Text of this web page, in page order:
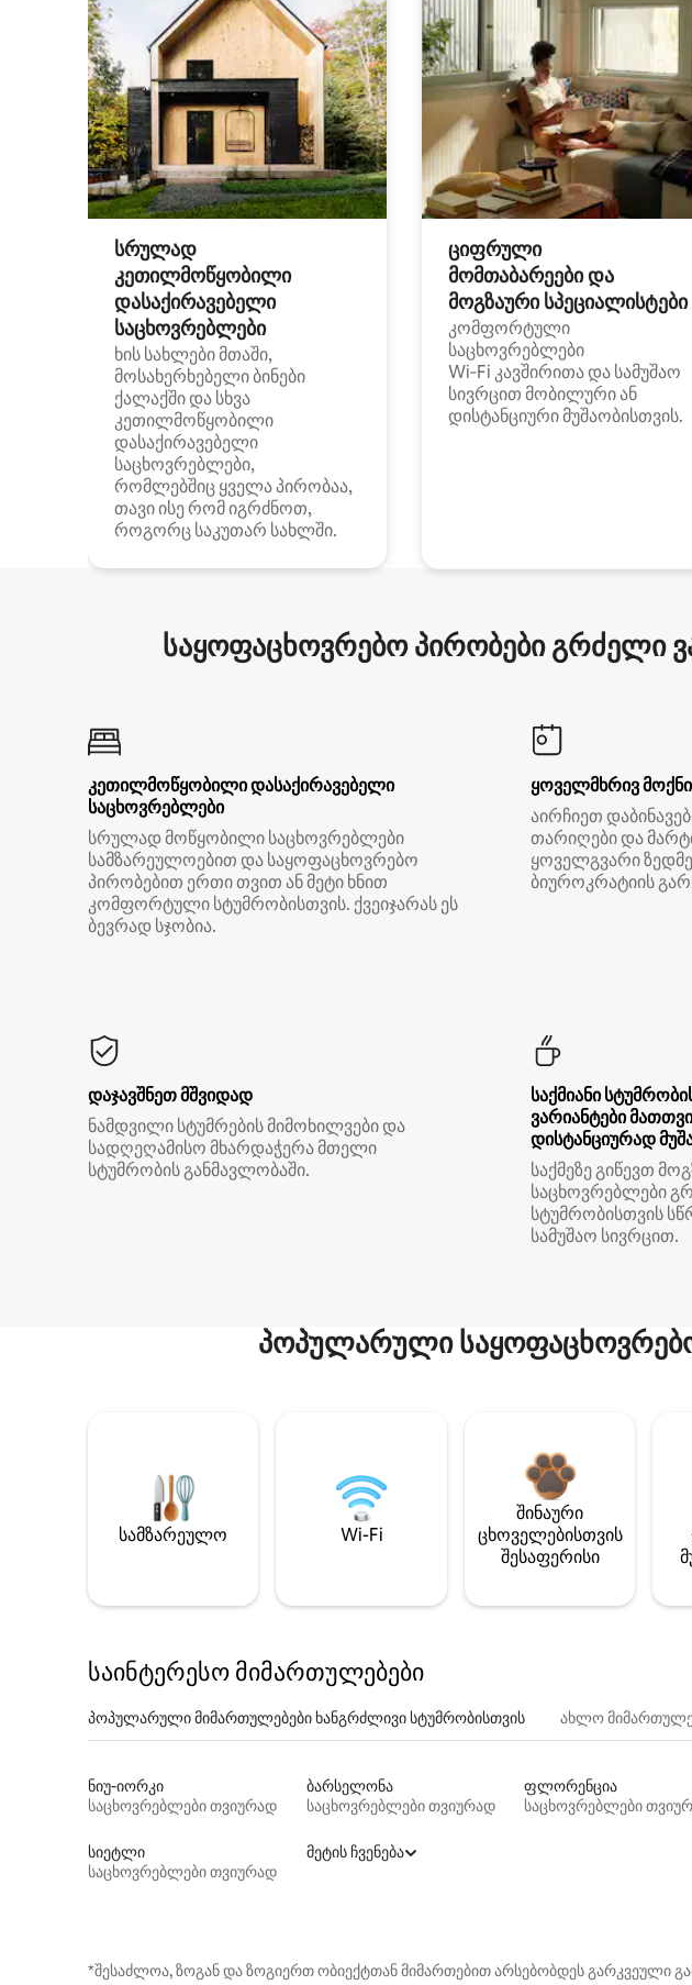
სრულად
კეთილმოწყობილი
დასაქირავებელი
საცხოვრებლები
ხის სახლები მთაში,
მოსახერხებელი ბინები
ქალაქში და სხვა
კეთილმოწყობილი
დასაქირავებელი
საცხოვრებლები,
რომლებშიც ყველა პირობაა,
თავი ისე რომ იგრძნოთ,
როგორც საკუთარ სახლში.
ციფრული
მომთაბარეები და
მოგზაური სპეციალისტები
კომფორტული
საცხოვრებლები
Wi‑Fi კავშირითა და სამუშაო
სივრცით მობილური ან
დისტანციური მუშაობისთვის.
საყოფაცხოვრებო პირობები გრძელი
კეთილმოწყობილი დასაქირავებელი
საცხოვრებლები
სრულად მოწყობილი საცხოვრებლები
სამზარეულოებით და საყოფაცხოვრებო
პირობებით ერთი თვით ან მეტი ხნით
კომფორტული სტუმრობისთვის. ქვეიჯარას ეს
ბევრად სჯობია.
ყოველმხრივ
აირჩიეთ
თარიღები და
ყოველგვარი
ბიუროკრატიის
დაჯავშნეთ მშვიდად
ნამდვილი სტუმრების მიმოხილვები და
სადღეღამისო მხარდაჭერა მთელი
სტუმრობის განმავლობაში.
საქმიანი
ვარიანტები
დისტანციურად
საქმეზე გიწევთ
საცხოვრებლები
სტუმრობისთვის
სამუშაო სივრცით.
პოპულარული
სამზარეულო Wi-Fi
შინაური
ცხოველებისთვის
შესაფერისი
საინტერესო მიმართულებები
პოპულარული მიმართულებები ხანგრძლივი სტუმრობისთვის ახლო
ნიუ-იორკი
საცხოვრებლები თვიურად
ბარსელონა
საცხოვრებლები თვიურად
ფლორენცია
საცხოვრებლები
სიეტლი
საცხოვრებლები თვიურად
მეტის ჩვენება
*შესაძლოა, ზოგან და ზოგიერთ ობიექტთან მიმართებით არსებობდეს გარკვეული